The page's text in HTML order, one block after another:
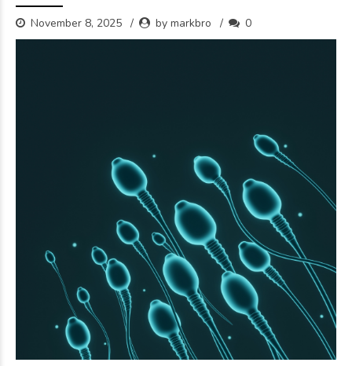
November 8, 2025 by markbro 0